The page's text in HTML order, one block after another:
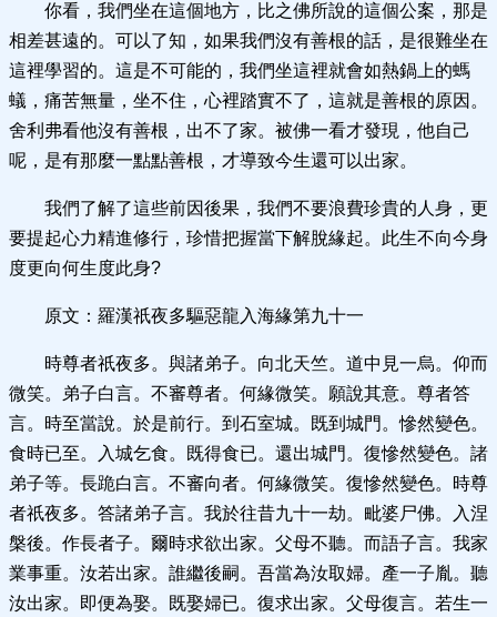
你看，我們坐在這個地方，比之佛所說的這個公案，那是
相差甚遠的。可以了知，如果我們沒有善根的話，是很難坐在
這裡學習的。這是不可能的，我們坐這裡就會如熱鍋上的螞
蟻，痛苦無量，坐不住，心裡踏實不了，這就是善根的原因。
舍利弗看他沒有善根，出不了家。被佛一看才發現，他自己
呢，是有那麼一點點善根，才導致今生還可以出家。
我們了解了這些前因後果，我們不要浪費珍貴的人身，更
要提起心力精進修行，珍惜把握當下解脫緣起。此生不向今身
度更向何生度此身?
原文：羅漢祇夜多驅惡龍入海緣第九十一
時尊者祇夜多。與諸弟子。向北天竺。道中見一烏。仰而
微笑。弟子白言。不審尊者。何緣微笑。願說其意。尊者答
言。時至當說。於是前行。到石室城。既到城門。慘然變色。
食時已至。入城乞食。既得食已。還出城門。復慘然變色。諸
弟子等。長跪白言。不審向者。何緣微笑。復慘然變色。時尊
者祇夜多。答諸弟子言。我於往昔九十一劫。毗婆尸佛。入涅
槃後。作長者子。爾時求欲出家。父母不聽。而語子言。我家
業事重。汝若出家。誰繼後嗣。吾當為汝取婦。產一子胤。聽
汝出家。即便為娶。既娶婦已。復求出家。父母復言。若生一